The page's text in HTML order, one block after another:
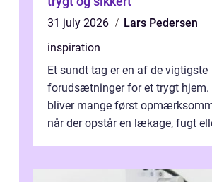
31 july 2026
Lars Pedersen
inspiration
Et sundt tag er en af de vigtigste
forudsætninger for et trygt hjem.
bliver mange først
når der opstår en lækage, fugt